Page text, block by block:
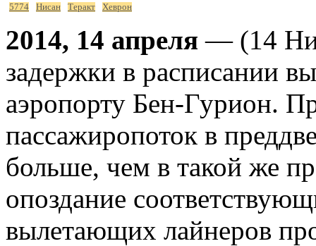
5774 Нисан Теракт Хеврон
2014, 14 апреля — (14
задержки в расписании
аэропорту Бен-Гурион.
пассажиропоток в
больше, чем в такой же
опоздание
вылетающих лайнеров